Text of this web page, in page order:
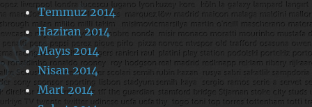
Temmuz 2014
Haziran 2014
Mayıs 2014
Nisan 2014
Mart 2014